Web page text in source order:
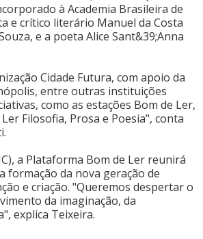
à Academia Brasileira de
e crítico literário Manuel da Costa
e a poeta Alice Sant&39;Anna
Cidade Futura, com apoio da
entre outras instituições
como as estações Bom de Ler,
Filosofia, Prosa e Poesia", conta
a Plataforma Bom de Ler reunirá
da nova geração de
e criação. "Queremos despertar o
da imaginação, da
explica Teixeira.